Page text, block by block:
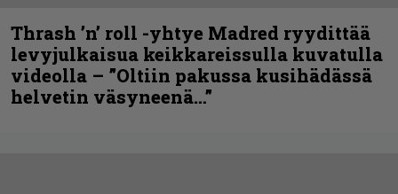
Thrash ’n’ roll -yhtye Madred ryydittää
levyjulkaisua keikkareissulla kuvatulla
videolla – ”Oltiin pakussa kusihädässä
helvetin väsyneenä…”